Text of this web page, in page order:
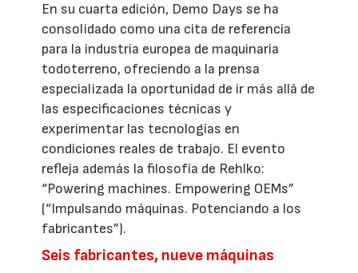
En su cuarta edición, Demo Days se ha
consolidado como una cita de referencia
para la industria europea de maquinaria
todoterreno, ofreciendo a la prensa
especializada la oportunidad de ir más allá de
las especificaciones técnicas y
experimentar las tecnologías en
condiciones reales de trabajo. El evento
refleja además la filosofía de Rehlko:
“Powering machines. Empowering OEMs”
(“Impulsando máquinas. Potenciando a los
fabricantes”).
Seis fabricantes, nueve máquinas